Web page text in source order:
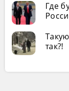
Где
так?!